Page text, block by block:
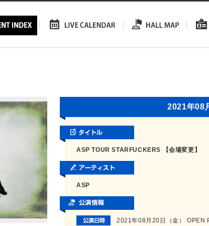
2021年08
ASP TOUR STARFUCKERS 【会場変更】
ASP
2021年08月20日（金） OPEN